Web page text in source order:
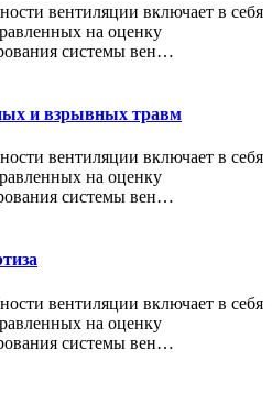
вентиляции включает в себя
на оценку
системы вен…
и взрывных травм
вентиляции включает в себя
на оценку
системы вен…
вентиляции включает в себя
на оценку
системы вен…